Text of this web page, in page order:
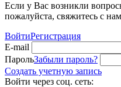
Если у Вас возникли
пожалуйста, свяжитесь с
ВойтиРегистрация
E-mail
ПарольЗабыли пароль?
Создать учетную запись
Войти через соц. сеть: